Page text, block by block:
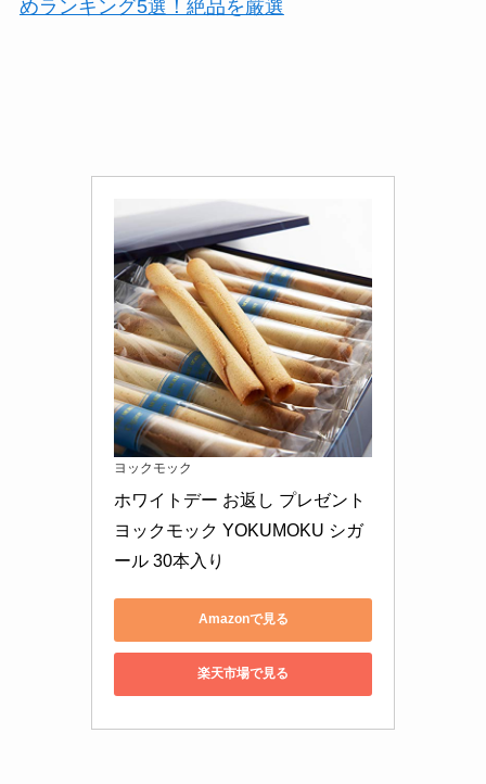
めランキング5選！絶品を厳選
ヨックモック
ホワイトデー お返し プレゼント
ヨックモック YOKUMOKU シガ
ール 30本入り
Amazonで見る
楽天市場で見る